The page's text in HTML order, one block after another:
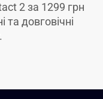
2 за 1299 грн
та довговічні